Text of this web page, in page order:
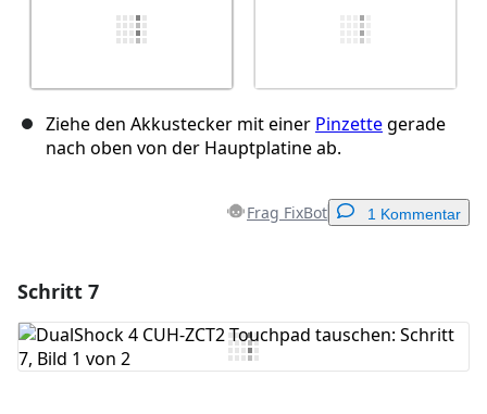
Ziehe den Akkustecker mit einer Pinzettegerade
nach oben von der Hauptplatine ab.
Frag FixBot 1 Kommentar
Kommentar hinzufügen
Schritt 7